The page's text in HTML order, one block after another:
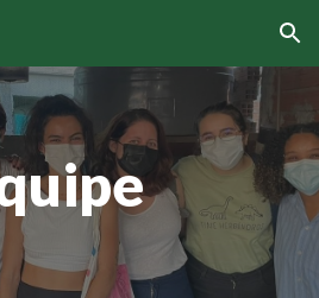
Skip to navigation